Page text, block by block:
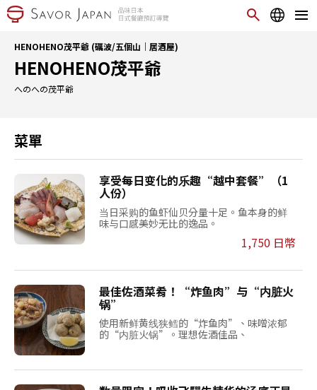
HENOHENO茂平爺 (礪波/五個山｜居酒屋)
HENOHENO茂平爺
へのへの茂平爺
菜單
享受每日变化的乐趣“越中套餐”（1
人份）
当日采购的鱼虾仙贝分量十足。鱼本身的鲜
味与口感美妙无比的逸品。
1,750 日幣
最佳佐酒菜肴！“炸鱼肉”与“内脏火
锅”
使用新鲜黄线狭鳕的“炸鱼肉”、味噌浓郁
的“内脏火锅”。理想佐酒佳品、